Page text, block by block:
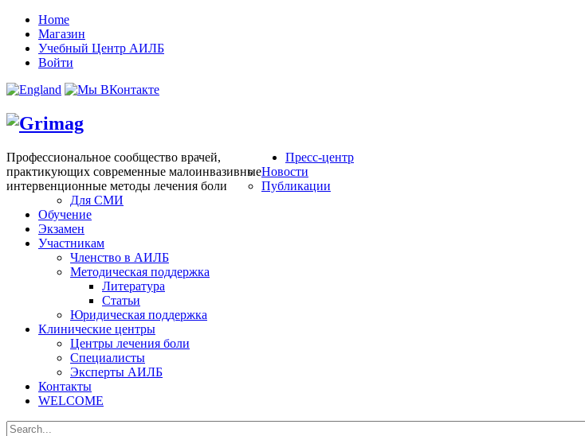
Home
Магазин
Учебный Центр АИЛБ
Войти
Профессиональное сообщество врачей,
практикующих современные малоинвазивные
интервенционные методы лечения боли
Пресс-центр
Новости
Публикации
Для СМИ
Обучение
Экзамен
Участникам
Членство в АИЛБ
Методическая поддержка
Литература
Статьи
Юридическая поддержка
Клинические центры
Центры лечения боли
Специалисты
Эксперты АИЛБ
Контакты
WELCOME